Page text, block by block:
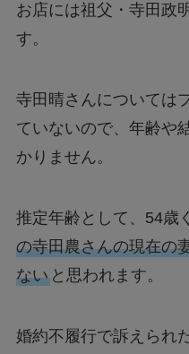
お店には祖父・寺田政
す。
寺田晴さんについては
ていないので、年齢や
かりません。
推定年齢として、54歳
の寺田農さんの現在の
ないと思われます。
婚約不履行で訴えられ